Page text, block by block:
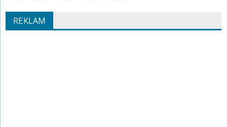
REKLAM